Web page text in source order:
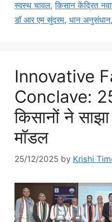
स्वस्थ चावल,किसान केंद्रित
डॉ आर एम सुंदरम, धान अनुसंधान
Innovative
Conclave:
किसानों ने
मॉडल
25/12/2025 by Krishi